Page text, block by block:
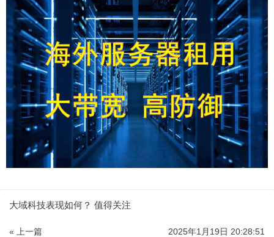
大域科技表现如何？ 值得关注
« 上一篇 2025年1月19日 20:28:51